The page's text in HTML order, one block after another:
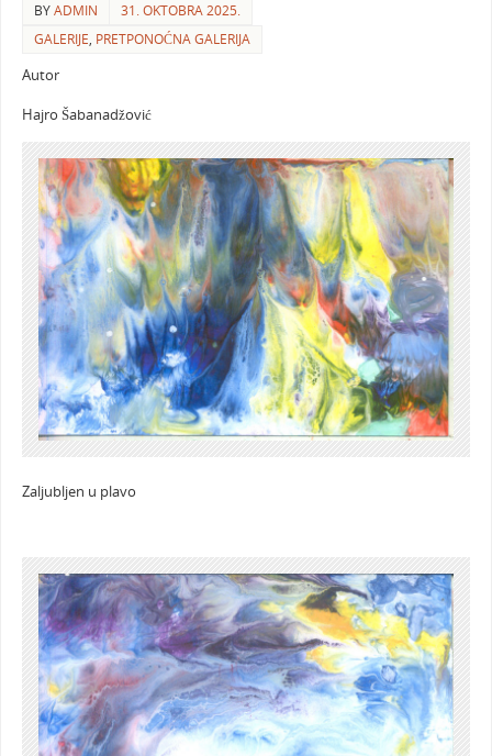
BYADMIN
31. OKTOBRA 2025.
GALERIJE, PRETPONOĆNA GALERIJA
Autor
Hajro Šabanadžović
Zaljubljen u plavo